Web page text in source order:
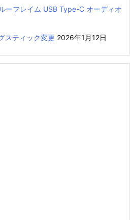
ーフレイム USB Type-C オーディオ
スティック変更 2026年1月12日